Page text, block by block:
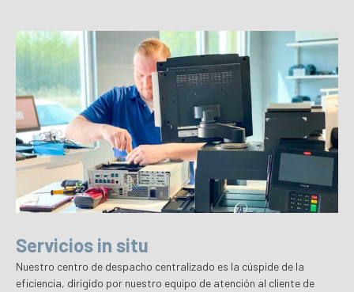
Servicios in situ
Nuestro centro de despacho centralizado es la cúspide de la
eficiencia, dirigido por nuestro equipo de atención al cliente de